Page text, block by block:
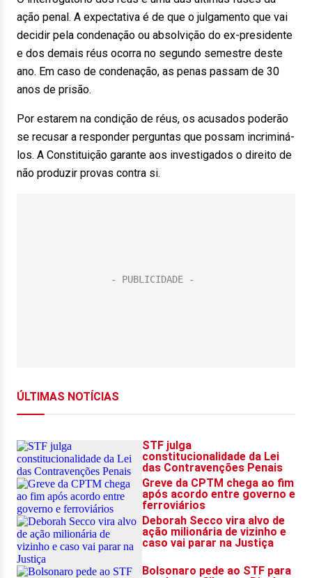
ação penal. A expectativa é de que o julgamento que vai
decidir pela condenação ou absolvição do ex-presidente
e dos demais réus ocorra no segundo semestre deste
ano. Em caso de condenação, as penas passam de 30
anos de prisão.
Por estarem na condição de réus, os acusados poderão
se recusar a responder perguntas que possam incriminá-
los. A Constituição garante aos investigados o direito de
não produzir provas contra si.